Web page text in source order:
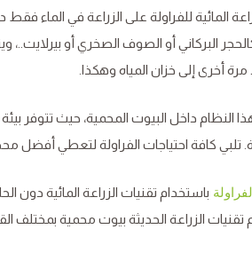
المائية للفراولة على الزراعة في الماء
البركاني أو الصوف الصخري أو
مرة أخرى إلى خزان المياه وهكذا.
داخل البيوت المحمية، حيث تتوفر
تلبي كافة احتياجات الفراولة لتعطي أفضل
الفراولة باستخدام تقنيات الزراعة المائية
تقنيات الزراعة الحديثة بيوت محمية